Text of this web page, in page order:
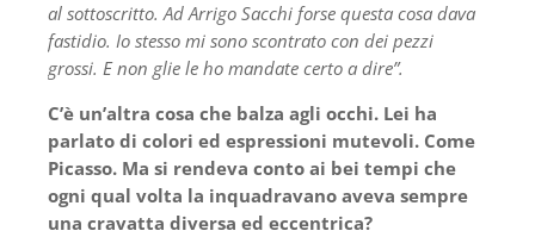
al sottoscritto. Ad Arrigo Sacchi forse questa cosa dava
fastidio. Io stesso mi sono scontrato con dei pezzi
grossi. E non glie le ho mandate certo a dire”.
C’è un’altra cosa che balza agli occhi. Lei ha
parlato di colori ed espressioni mutevoli. Come
Picasso. Ma si rendeva conto ai bei tempi che
ogni qual volta la inquadravano aveva sempre
una cravatta diversa ed eccentrica?